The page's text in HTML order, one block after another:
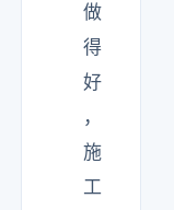
做
得
好
，
施
工